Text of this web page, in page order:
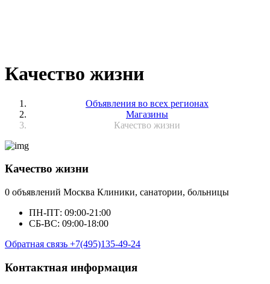
Качество жизни
Объявления во всех регионах
Магазины
Качество жизни
Качество жизни
0 объявлений Москва Клиники, санатории, больницы
ПН-ПТ: 09:00-21:00
СБ-ВС: 09:00-18:00
Обратная связь +7(495)135-49-24
Контактная информация